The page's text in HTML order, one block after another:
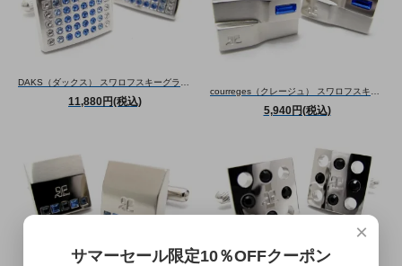
11,880円(税込)
5,940円(税込)
×
サマーセール限定10％OFFクーポン